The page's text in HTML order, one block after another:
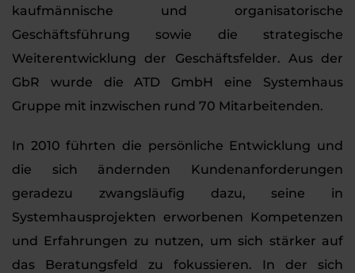
kaufmännische und organisatorische
Geschäftsführung sowie die strategische
Weiterentwicklung der Geschäftsfelder. Aus der
GbR wurde die ATD GmbH eine Systemhaus
Gruppe mit inzwischen rund 70 Mitarbeitenden.
In 2010 führten die persönliche Entwicklung und
die sich ändernden Kundenanforderungen
geradezu zwangsläufig dazu, seine in
Systemhausprojekten erworbenen Kompetenzen
und Erfahrungen zu nutzen, um sich stärker auf
das Beratungsfeld zu fokussieren. In der sich